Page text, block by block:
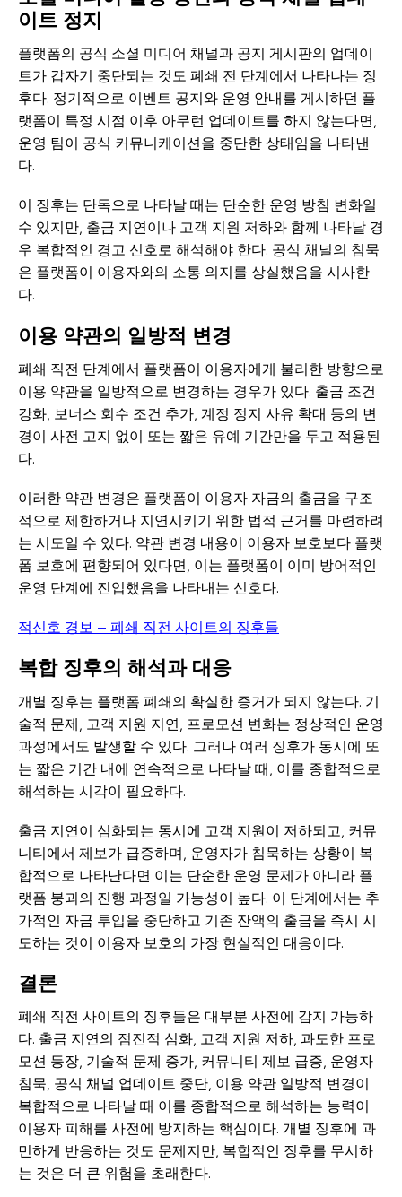
이트 정지
플랫폼의 공식 소셜 미디어 채널과 공지 게시판의 업데이
트가 갑자기 중단되는 것도 폐쇄 전 단계에서 나타나는 징
후다. 정기적으로 이벤트 공지와 운영 안내를 게시하던 플
랫폼이 특정 시점 이후 아무런 업데이트를 하지 않는다면,
운영 팀이 공식 커뮤니케이션을 중단한 상태임을 나타낸
다.
이 징후는 단독으로 나타날 때는 단순한 운영 방침 변화일
수 있지만, 출금 지연이나 고객 지원 저하와 함께 나타날 경
우 복합적인 경고 신호로 해석해야 한다. 공식 채널의 침묵
은 플랫폼이 이용자와의 소통 의지를 상실했음을 시사한
다.
이용 약관의 일방적 변경
폐쇄 직전 단계에서 플랫폼이 이용자에게 불리한 방향으로
이용 약관을 일방적으로 변경하는 경우가 있다. 출금 조건
강화, 보너스 회수 조건 추가, 계정 정지 사유 확대 등의 변
경이 사전 고지 없이 또는 짧은 유예 기간만을 두고 적용된
다.
이러한 약관 변경은 플랫폼이 이용자 자금의 출금을 구조
적으로 제한하거나 지연시키기 위한 법적 근거를 마련하려
는 시도일 수 있다. 약관 변경 내용이 이용자 보호보다 플랫
폼 보호에 편향되어 있다면, 이는 플랫폼이 이미 방어적인
운영 단계에 진입했음을 나타내는 신호다.
적신호 경보 — 폐쇄 직전 사이트의 징후들
복합 징후의 해석과 대응
개별 징후는 플랫폼 폐쇄의 확실한 증거가 되지 않는다. 기
술적 문제, 고객 지원 지연, 프로모션 변화는 정상적인 운영
과정에서도 발생할 수 있다. 그러나 여러 징후가 동시에 또
는 짧은 기간 내에 연속적으로 나타날 때, 이를 종합적으로
해석하는 시각이 필요하다.
출금 지연이 심화되는 동시에 고객 지원이 저하되고, 커뮤
니티에서 제보가 급증하며, 운영자가 침묵하는 상황이 복
합적으로 나타난다면 이는 단순한 운영 문제가 아니라 플
랫폼 붕괴의 진행 과정일 가능성이 높다. 이 단계에서는 추
가적인 자금 투입을 중단하고 기존 잔액의 출금을 즉시 시
도하는 것이 이용자 보호의 가장 현실적인 대응이다.
결론
폐쇄 직전 사이트의 징후들은 대부분 사전에 감지 가능하
다. 출금 지연의 점진적 심화, 고객 지원 저하, 과도한 프로
모션 등장, 기술적 문제 증가, 커뮤니티 제보 급증, 운영자
침묵, 공식 채널 업데이트 중단, 이용 약관 일방적 변경이
복합적으로 나타날 때 이를 종합적으로 해석하는 능력이
이용자 피해를 사전에 방지하는 핵심이다. 개별 징후에 과
민하게 반응하는 것도 문제지만, 복합적인 징후를 무시하
는 것은 더 큰 위험을 초래한다.